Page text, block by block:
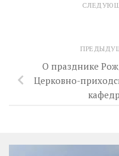
О празднике
Церковно-